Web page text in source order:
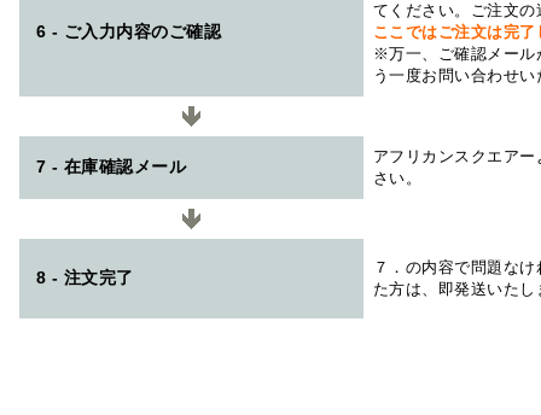
6 - ご入力内容のご確認
てください。ご注文
ここではご注文は完
※万一、ご確認メール
う一度お問い合わせ
7 - 在庫確認メール
アフリカンスクエアー
さい。
8 - 注文完了
７．の内容で問題な
た方は、即発送いたし